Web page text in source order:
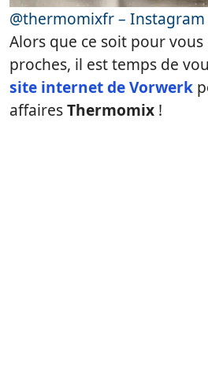
@thermomixfr – Instagram
Alors que ce soit pour
proches, il est temps de
site internet de Vorwerk
affairesThermomix !